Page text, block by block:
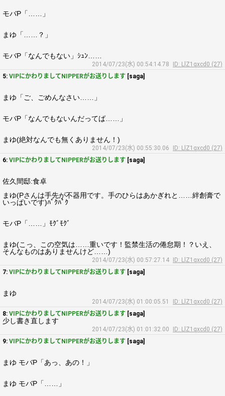
モバP「……」
まゆ「……？」
モバP「なんでもない」ｼｭﾝ……
2014/07/23(水) 00:54:14.78
ID: LlZ1qxcd0 (27)
5: VIPにかわりましてNIPPERがお送りします [saga]
まゆ「ご、ごめんなさい……」
モバP「なんでもないんだってば……」
まゆ(絶対なんでも無くありません！)
2014/07/23(水) 00:55:30.06
ID: LlZ1qxcd0 (27)
6: VIPにかわりましてNIPPERがお送りします [saga]
佐久間邸:食卓
まゆ(Pさんは手先が不器用です。手のひらはあかぎれと……絆創膏で
いっぱいです)ﾊﾟｸﾊﾟｸ
モバP「……」ﾓｸﾞﾓｸﾞ
まゆ(こっ、この空気は……重いです！監禁生活の倦怠期！？いえ、
そんなものはありませんけど……)
2014/07/23(水) 00:57:27.14
ID: LlZ1qxcd0 (27)
7: VIPにかわりましてNIPPERがお送りします [saga]
まゆ
2014/07/23(水) 01:00:05.51
ID: LlZ1qxcd0 (27)
8: VIPにかわりましてNIPPERがお送りします [saga]
少し書き直します
2014/07/23(水) 01:01:32.00
ID: LlZ1qxcd0 (27)
9: VIPにかわりましてNIPPERがお送りします [saga]
まゆ モバP「あっ、あの！」
まゆ モバP「……」